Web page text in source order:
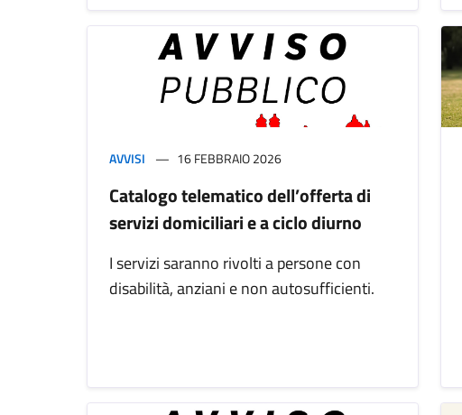
AVVISI 16 FEBBRAIO 2026
Catalogo telematico dell’offerta di
servizi domiciliari e a ciclo diurno
I servizi saranno rivolti a persone con
disabilità, anziani e non autosufficienti.